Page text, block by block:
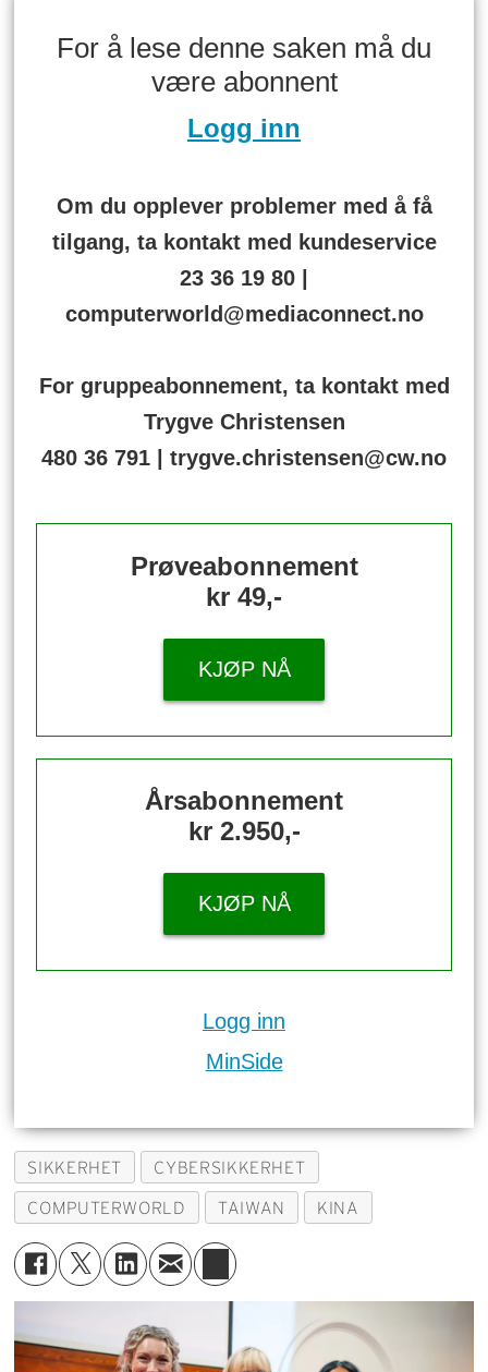
For å lese denne saken må du
være abonnent
Logg inn
Om du opplever problemer med å få
tilgang, ta kontakt med kundeservice
23 36 19 80 |
computerworld@mediaconnect.no
For gruppeabonnement, ta kontakt med
Trygve Christensen
480 36 791 | trygve.christensen@cw.no
Prøveabonnement
kr 49,-
KJØP NÅ
Årsabonnement
kr 2.950,-
KJØP NÅ
Logg inn
MinSide
SIKKERHET CYBERSIKKERHET
COMPUTERWORLD TAIWAN KINA